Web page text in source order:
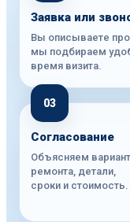
Заявка или
Вы описываете
мы подбираем
время визита.
03
Согласование
Объясняем
ремонта, детали,
сроки и стоимость.